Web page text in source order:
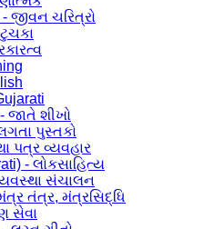
જીવન ચરિત્રો
જાતે શીખો
પુસ્તકો
પત્ર વ્યવહાર
- લોકસાહિત્ય
સંચાલન
તંત્ર, મંત્રસિદ્ધિ
સેવા